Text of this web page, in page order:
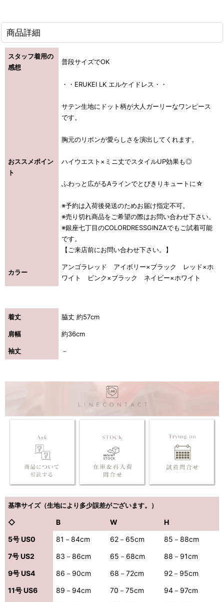
商品詳細
スタッフ着用の
感想
普段サイズでOK
おススメポイン
ト
・・ERUKEI LK エルケイドレス・・
サテン生地にドット柄が大人ガーリーなワンピース
です。
胸元のリボンが愛らしさを演出してくれます。
ハイウエスト×ミニ丈でスタイルUP効果も◎
ふわっと広がるAラインでとびきりキュートに☆
※予約は入荷後発送のためお届け指定不可。
※売り切れ商品をご希望の際はお問い合わせ下さい。
※銀座七丁目のCOLORDRESSGINZAでもご試着可能
です。
【ご来店前にお問い合わせ下さい。】
カラー
アンゴラレッド アイボリー×ブラック レッド×ホ
ワイト ピンク×ブラック ネイビー×ホワイト
着丈 脇丈 約57cm
肩幅 約36cm
袖丈 －
基準サイズ（生地により多少誤差がございます。）
◇ B W
H
5号 US0
81－84cm 62－65cm
85－88cm
7号 US2
83－86cm 65－68cm
88－91cm
9号 US4
86－90cm 68－72cm
92－95cm
11号 US6
89－94cm 70－75cm
94－97cm